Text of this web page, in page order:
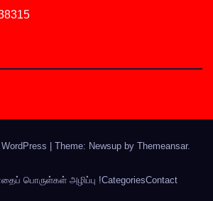
| Theme: Newsup by Themeansar.
பொருள்கள் அழிப்பு !CategoriesContact